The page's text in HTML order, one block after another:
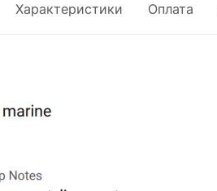
Характеристики Оплата